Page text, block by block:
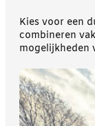
Kies voor een
combineren
mogelijkheden